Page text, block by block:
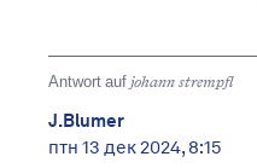
Antwort auf johann strempfl
J.Blumer
птн 13 дек 2024, 8:15